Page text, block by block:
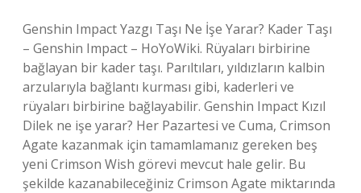
Genshin Impact Yazgı Taşı Ne İşe Yarar? Kader Taşı
– Genshin Impact – HoYoWiki. Rüyaları birbirine
bağlayan bir kader taşı. Parıltıları, yıldızların kalbin
arzularıyla bağlantı kurması gibi, kaderleri ve
rüyaları birbirine bağlayabilir. Genshin Impact Kızıl
Dilek ne işe yarar? Her Pazartesi ve Cuma, Crimson
Agate kazanmak için tamamlamanız gereken beş
yeni Crimson Wish görevi mevcut hale gelir. Bu
şekilde kazanabileceğiniz Crimson Agate miktarında